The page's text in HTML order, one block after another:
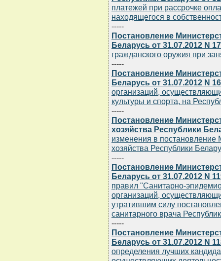
платежей при рассрочке
находящегося в
-----
Постановление
Беларусь от 31.07.2012 N 17
гражданского оружия при
-----
Постановление
Беларусь от 31.07.2012 N 16
организаций,
культуры и спорта, на
-----
Постановление
хозяйства Республики
изменения в
хозяйства Республики
-----
Постановление
Беларусь от 31.07.2012 N
правил "Санитарно-
организаций,
утратившим силу
санитарного врача
-----
Постановление
Беларусь от 31.07.2012 N
определения лучших